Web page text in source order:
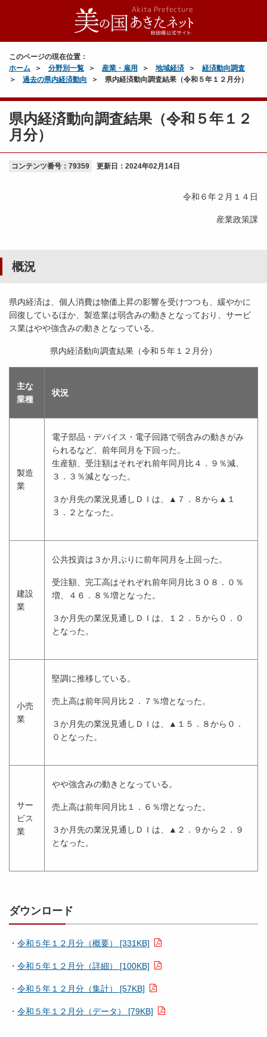
このページの現在位置：
ホーム
分野別一覧 産業・雇用 地域経済
経済動向調査
過去の県内経済動向
県内経済動向調査結果（令和５年１２月分）
県内経済動向調査結果（令和５年１２
月分）
コンテンツ番号：79359 更新日： 2024年02月14日
令和６年２月１４日
産業政策課
概況
県内経済は、個人消費は物価上昇の影響を受けつつも、緩やかに
回復しているほか、製造業は弱含みの動きとなっており、サービ
ス業はやや強含みの動きとなっている。
主な
業種
状況
県内経済動向調査結果（令和５年１２月分）
製造
業
電子部品・デバイス・電子回路で弱含みの動きがみ
られるなど、前年同月を下回った。
生産額、受注額はそれぞれ前年同月比４．９％減、
３．３％減となった。
３か月先の業況見通しＤＩは、▲７．８から▲１
３．２となった。
建設
業
公共投資は３か月ぶりに前年同月を上回った。
受注額、完工高はそれぞれ前年同月比３０８．０％
増、４６．８％増となった。
３か月先の業況見通しＤＩは、１２．５から０．０
となった。
小売
業
堅調に推移している。
売上高は前年同月比２．７％増となった。
３か月先の業況見通しＤＩは、▲１５．８から０．
０となった。
サー
ビス
業
やや強含みの動きとなっている。
売上高は前年同月比１．６％増となった。
３か月先の業況見通しＤＩは、▲２．９から２．９
となった。
ダウンロード
・ 令和５年１２月分（概要） [331KB]
・ 令和５年１２月分（詳細） [100KB]
・ 令和５年１２月分（集計） [57KB]
・ 令和５年１２月分（データ） [79KB]